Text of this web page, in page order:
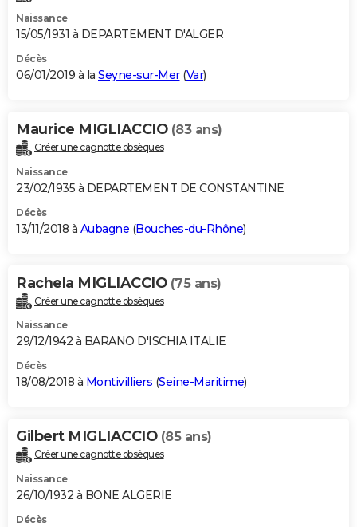
Naissance
15/05/1931 à DEPARTEMENT D'ALGER
Décès
06/01/2019 à la Seyne-sur-Mer(Var)
Maurice MIGLIACCIO (83 ans)
Créer une cagnotte obsèques
Naissance
23/02/1935 à DEPARTEMENT DE CONSTANTINE
Décès
13/11/2018 à Aubagne (Bouches-du-Rhône)
Rachela MIGLIACCIO (75 ans)
Créer une cagnotte obsèques
Naissance
29/12/1942 à BARANO D'ISCHIA ITALIE
Décès
18/08/2018 à Montivilliers (Seine-Maritime)
Gilbert MIGLIACCIO (85 ans)
Créer une cagnotte obsèques
Naissance
26/10/1932 à BONE ALGERIE
Décès